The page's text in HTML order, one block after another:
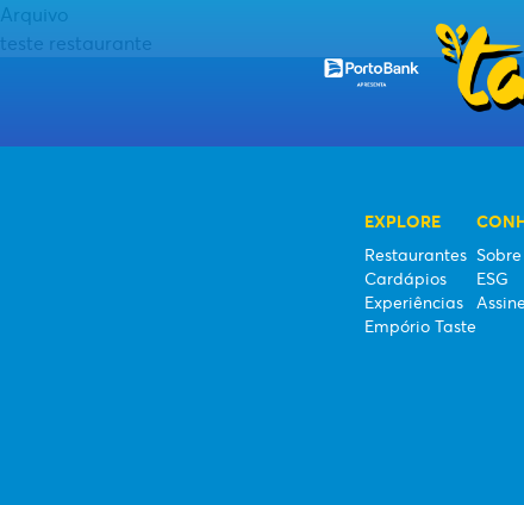
RESTAURANTES
EMPÓRIO TASTE
Arquivo
teste restaurante
EXPLORE
Restaurantes
Cardápios
Experiências
Empório Taste
ESG